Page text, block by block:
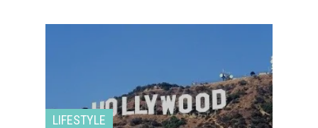
LIFESTYLE